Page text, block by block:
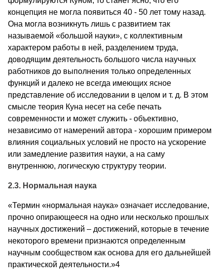
концепция не могла появиться 40 - 50 лет тому назад.
Она могла возникнуть лишь с развитием так
называемой «большой науки», с коллективным
характером работы в ней, разделением труда,
доводящим деятельность большого числа научных
работников до выполнения только определенных
функций и далеко не всегда имеющих ясное
представление об исследовании в целом и т. д. В этом
смысле теория Куна несет на себе печать
современности и может служить - объективно,
независимо от намерений автора - хорошим примером
влияния социальных условий не просто на ускорение
или замедление развития науки, а на саму
внутреннюю, логическую структуру теории.
2.3. Нормальная наука
«Термин «нормальная наука» означает исследование,
прочно опираю­щееся на одно или несколько прошлых
научных достижений – достижений, которые в течение
некото­рого времени признаются определенным
научным со­обществом как основа для его дальнейшей
практической деятельности.»4